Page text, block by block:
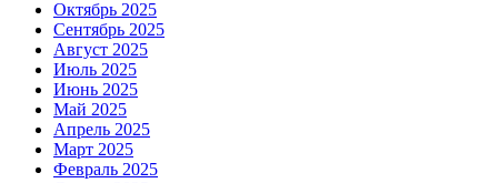
Октябрь 2025
Сентябрь 2025
Август 2025
Июль 2025
Июнь 2025
Май 2025
Апрель 2025
Март 2025
Февраль 2025